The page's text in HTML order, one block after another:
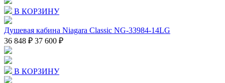
В КОРЗИНУ
Душевая кабина Niagara Classic NG-33984-14LG
36 848 ₽ 37 600 ₽
В КОРЗИНУ